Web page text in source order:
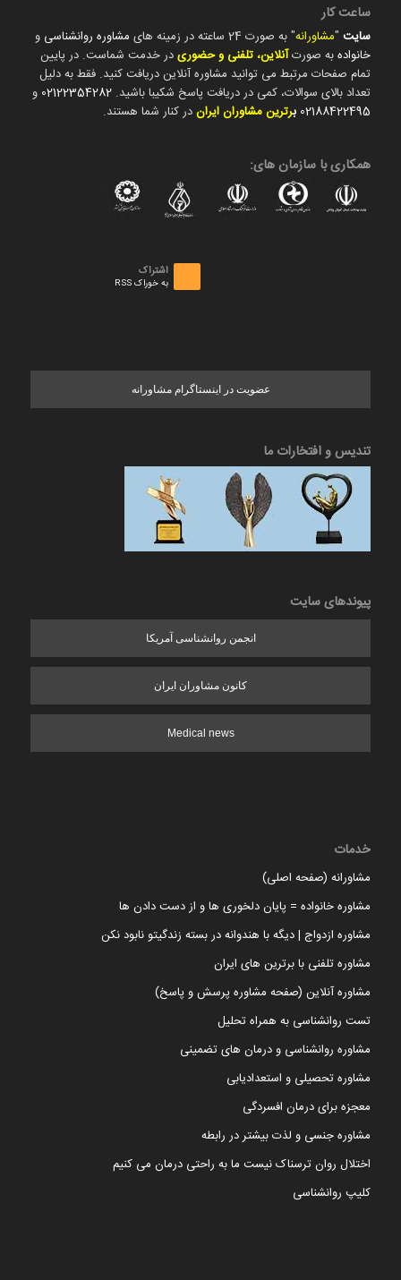
ساعت کار
سایت"مشاورانه" به صورت 24 ساعته در زمینه های مشاوره روانشناسی و
خانوادهبه صورتآنلاین، تلفنی و حضوریدر خدمت شماست. در پایین
تمام صفحات مرتبط می توانید مشاوره آنلاین دریافت کنید. فقط به دلیل
تعداد بالای سوالات، کمی در دریافت پاسخ شکیبا باشید. 02122354282 و
02188422495 برترین مشاوران ایراندر کنار شما هستند.
همکاری با سازمان های:
اشتراک
به خوراک RSS
عضویت در اینستاگرام مشاورانه
تندیس و افتخارات ما
پیوندهای سایت
انجمن روانشناسی آمریکا
کانون مشاوران ایران
Medical news
خدمات
مشاورانه (صفحه اصلی)
مشاوره خانواده = پایان دلخوری ها و از دست دادن ها
مشاوره ازدواج | دیگه با هندوانه در بسته زندگیتو نابود نکن
مشاوره تلفنی با برترین های ایران
مشاوره آنلاین (صفحه مشاوره پرسش و پاسخ)
تست روانشناسی به همراه تحلیل
مشاوره روانشناسی و درمان های تضمینی
مشاوره تحصیلی و استعدادیابی
معجزه برای درمان افسردگی
مشاوره جنسی و لذت بیشتر در رابطه
اختلال روان ترسناک نیست ما به راحتی درمان می کنیم
کلیپ روانشناسی